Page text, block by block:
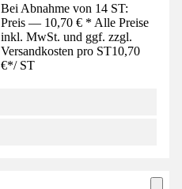
Bei Abnahme von 14 ST:
Preis — 10,70 € * Alle Preise
inkl. MwSt. und ggf. zzgl.
Versandkosten pro ST10,70
€*/ ST